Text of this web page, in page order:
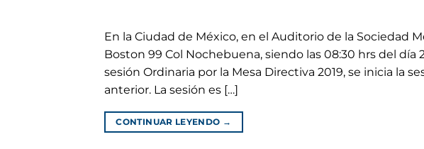
En la Ciudad de México, en el Auditorio de la Sociedad
Boston 99 Col Nochebuena, siendo las 08:30 hrs del día
sesión Ordinaria por la Mesa Directiva 2019, se inicia la
anterior. La sesión es […]
CONTINUAR LEYENDO →